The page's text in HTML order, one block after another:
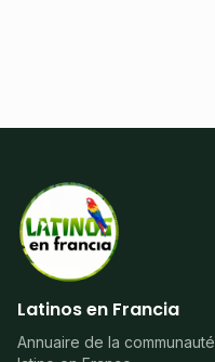
Latinos en Francia
Annuaire de la communauté